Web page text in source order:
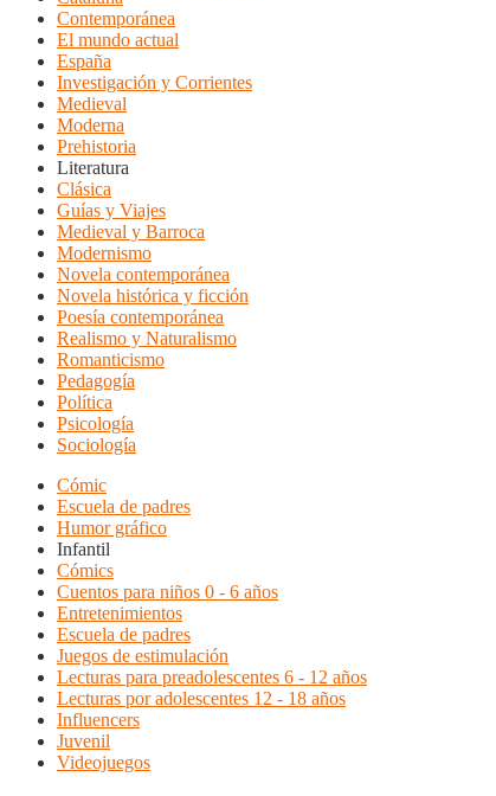
Contemporánea
El mundo actual
España
Investigación y Corrientes
Medieval
Moderna
Prehistoria
Literatura
Clásica
Guías y Viajes
Medieval y Barroca
Modernismo
Novela contemporánea
Novela histórica y ficción
Poesía contemporánea
Realismo y Naturalismo
Romanticismo
Pedagogía
Política
Psicología
Sociología
Cómic
Escuela de padres
Humor gráfico
Infantil
Cómics
Cuentos para niños 0 - 6 años
Entretenimientos
Escuela de padres
Juegos de estimulación
Lecturas para preadolescentes 6 - 12 años
Lecturas por adolescentes 12 - 18 años
Influencers
Juvenil
Videojuegos